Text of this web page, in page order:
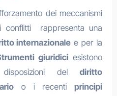
dei meccanismi
conflitti rappresenta una
internazionale e per la
giuridici esistono
deldiritto
o i recentiprincipi